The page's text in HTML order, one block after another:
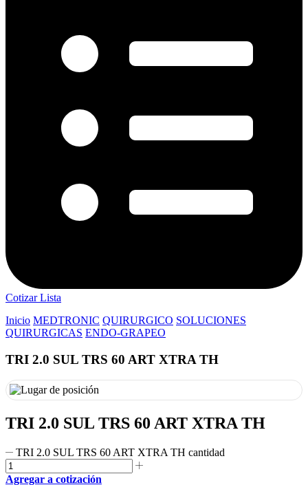
Cotizar Lista
Inicio MEDTRONIC QUIRURGICO SOLUCIONES
QUIRURGICAS ENDO-GRAPEO
TRI 2.0 SUL TRS 60 ART XTRA TH
TRI 2.0 SUL TRS 60 ART XTRA TH
TRI 2.0 SUL TRS 60 ART XTRA TH cantidad
Agregar a cotización